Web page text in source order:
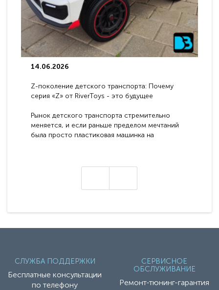
14.06.2026
Z-поколение детского транспорта: Почему
серия «Z» от RiverToys - это будущее
Рынок детского транспорта стремительно
меняется, и если раньше пределом мечтаний
была просто пластиковая машинка на
СЛУЖБА ПОДДЕРЖКИ
Бесплатные консультации
по телефону
СЕРВИСНОЕ
ОБСЛУЖИВАНИЕ
Ремонт-тюнинг-гарантия